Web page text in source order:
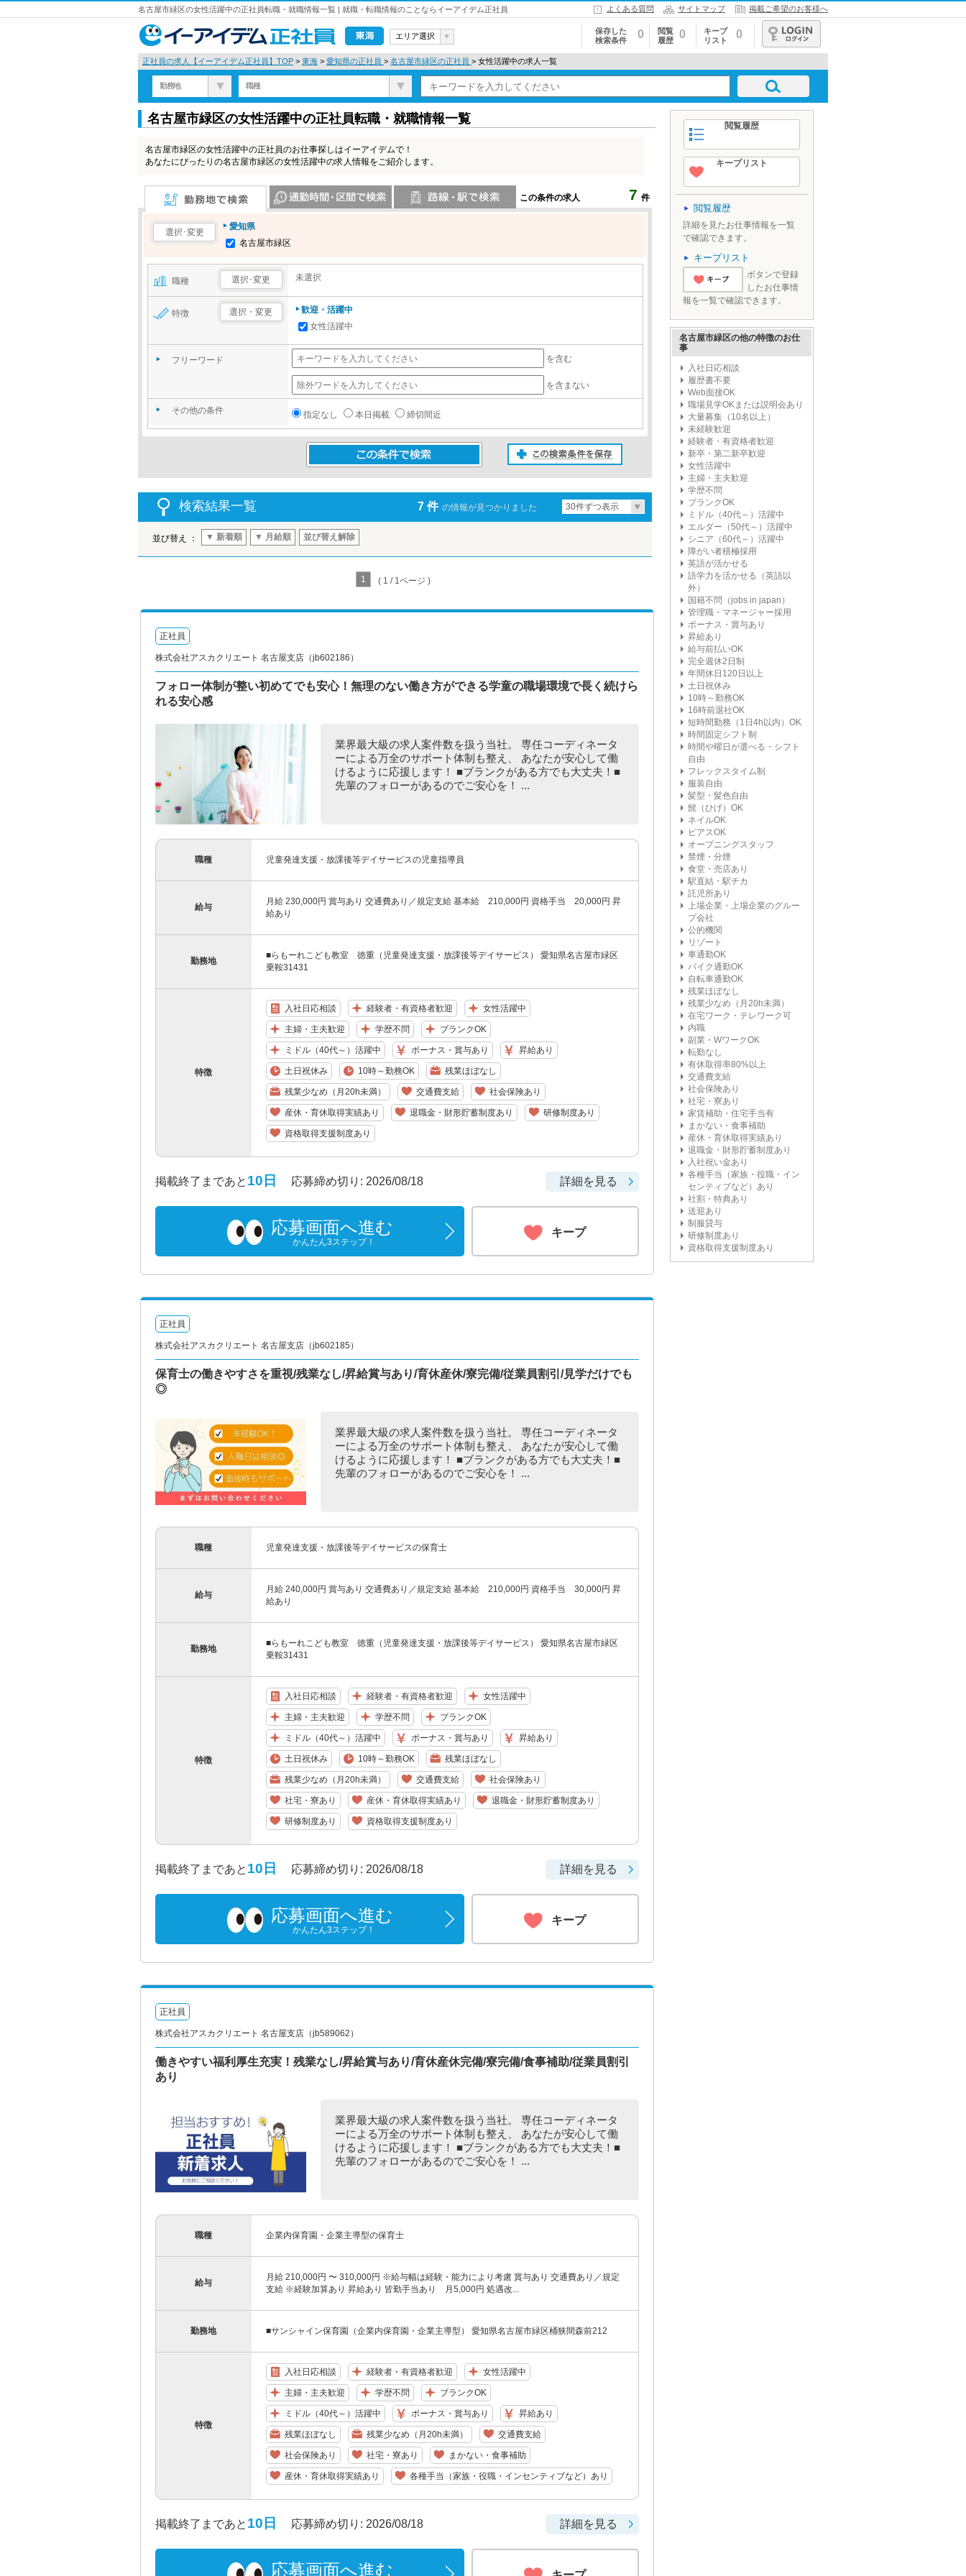
名古屋市緑区の女性活躍中の正社員転職・就職情報一覧 | 就職・転職情報のことならイーアイデム正社員 よくある質問 サイトマップ 掲載ご希望のお客様へ
東海
エリア選択
保存した
検索条件
0
閲覧
履歴
0
キープ
リスト
0
ログイン
正社員の求人【イーアイデム正社員】TOP > 東海 > 愛知県の正社員 > 名古屋市緑区の正社員 > 女性活躍中の求人一覧
勤務地 職種
名古屋市緑区の女性活躍中の正社員転職・就職情報一覧
名古屋市緑区の女性活躍中の正社員のお仕事探しはイーアイデムで！
あなたにぴったりの名古屋市緑区の女性活躍中の求人情報をご紹介します。
この条件の求人 7 件
選択･変更
愛知県
名古屋市緑区
職種 選択･変更 未選択
特徴 選択・変更
歓迎・活躍中
女性活躍中
フリーワード を含む
を含まない
その他の条件 指定なし 本日掲載 締切間近
検索結果一覧 7 件 の情報が見つかりました 30件ずつ表示
並び替え ： ▼ 新着順 ▼ 月給順 並び替え解除
1 ( 1 / 1ページ )
正社員
株式会社アスカクリエート 名古屋支店（jb602186）
フォロー体制が整い初めてでも安心！無理のない働き方ができる学童の職場環境で長く続けら
れる安心感
業界最大級の求人案件数を扱う当社。 専任コーディネータ
ーによる万全のサポート体制も整え、 あなたが安心して働
けるように応援します！ ■ブランクがある方でも大丈夫！■
先輩のフォローがあるのでご安心を！ ...
職種 児童発達支援・放課後等デイサービスの児童指導員
給与
月給 230,000円 賞与あり 交通費あり／規定支給 基本給 210,000円 資格手当 20,000円 昇
給あり
勤務地
■らもーれこども教室 徳重（児童発達支援・放課後等デイサービス） 愛知県名古屋市緑区
乗鞍31431
特徴
入社日応相談 経験者・有資格者歓迎 女性活躍中
主婦・主夫歓迎 学歴不問 ブランクOK
ミドル（40代～）活躍中 ボーナス・賞与あり 昇給あり
土日祝休み 10時～勤務OK 残業ほぼなし
残業少なめ（月20h未満） 交通費支給 社会保険あり
産休・育休取得実績あり 退職金・財形貯蓄制度あり 研修制度あり
資格取得支援制度あり
掲載終了まであと 10日 応募締め切り: 2026/08/18 詳細を見る
応募画面へ進む
かんたん3ステップ！
キープ
正社員
株式会社アスカクリエート 名古屋支店（jb602185）
保育士の働きやすさを重視/残業なし/昇給賞与あり/育休産休/寮完備/従業員割引/見学だけでも
◎
業界最大級の求人案件数を扱う当社。 専任コーディネータ
ーによる万全のサポート体制も整え、 あなたが安心して働
けるように応援します！ ■ブランクがある方でも大丈夫！■
先輩のフォローがあるのでご安心を！ ...
職種 児童発達支援・放課後等デイサービスの保育士
給与
月給 240,000円 賞与あり 交通費あり／規定支給 基本給 210,000円 資格手当 30,000円 昇
給あり
勤務地
■らもーれこども教室 徳重（児童発達支援・放課後等デイサービス） 愛知県名古屋市緑区
乗鞍31431
特徴
入社日応相談 経験者・有資格者歓迎 女性活躍中
主婦・主夫歓迎 学歴不問 ブランクOK
ミドル（40代～）活躍中 ボーナス・賞与あり 昇給あり
土日祝休み 10時～勤務OK 残業ほぼなし
残業少なめ（月20h未満） 交通費支給 社会保険あり
社宅・寮あり 産休・育休取得実績あり 退職金・財形貯蓄制度あり
研修制度あり 資格取得支援制度あり
掲載終了まであと 10日 応募締め切り: 2026/08/18 詳細を見る
応募画面へ進む
かんたん3ステップ！
キープ
正社員
株式会社アスカクリエート 名古屋支店（jb589062）
働きやすい福利厚生充実！残業なし/昇給賞与あり/育休産休完備/寮完備/食事補助/従業員割引
あり
業界最大級の求人案件数を扱う当社。 専任コーディネータ
ーによる万全のサポート体制も整え、 あなたが安心して働
けるように応援します！ ■ブランクがある方でも大丈夫！■
先輩のフォローがあるのでご安心を！ ...
職種 企業内保育園・企業主導型の保育士
給与
月給 210,000円 〜 310,000円 ※給与幅は経験・能力により考慮 賞与あり 交通費あり／規定
支給 ※経験加算あり 昇給あり 皆勤手当あり 月5,000円 処遇改...
勤務地 ■サンシャイン保育園（企業内保育園・企業主導型） 愛知県名古屋市緑区桶狭間森前212
特徴
入社日応相談 経験者・有資格者歓迎 女性活躍中
主婦・主夫歓迎 学歴不問 ブランクOK
ミドル（40代～）活躍中 ボーナス・賞与あり 昇給あり
残業ほぼなし 残業少なめ（月20h未満） 交通費支給
社会保険あり 社宅・寮あり まかない・食事補助
産休・育休取得実績あり 各種手当（家族・役職・インセンティブなど）あり
掲載終了まであと 10日 応募締め切り: 2026/08/18 詳細を見る
応募画面へ進む
閲覧履歴
キープリスト
閲覧履歴
詳細を見たお仕事情報を一覧
で確認できます。
キープリスト
'とりあえずキ
ボタンで登録
したお仕事情
報を一覧で確認できます。
名古屋市緑区の他の特徴のお仕
事
入社日応相談
履歴書不要
Web面接OK
職場見学OKまたは説明会あり
大量募集（10名以上）
未経験歓迎
経験者・有資格者歓迎
新卒・第二新卒歓迎
女性活躍中
主婦・主夫歓迎
学歴不問
ブランクOK
ミドル（40代～）活躍中
エルダー（50代～）活躍中
シニア（60代～）活躍中
障がい者積極採用
英語が活かせる
語学力を活かせる（英語以
外）
国籍不問（jobs in japan）
管理職・マネージャー採用
ボーナス・賞与あり
昇給あり
給与前払いOK
完全週休2日制
年間休日120日以上
土日祝休み
10時～勤務OK
16時前退社OK
短時間勤務（1日4h以内）OK
時間固定シフト制
時間や曜日が選べる・シフト
自由
フレックスタイム制
服装自由
髪型・髪色自由
髭（ひげ）OK
ネイルOK
ピアスOK
オープニングスタッフ
禁煙・分煙
食堂・売店あり
駅直結・駅チカ
託児所あり
上場企業・上場企業のグルー
プ会社
公的機関
リゾート
車通勤OK
バイク通勤OK
自転車通勤OK
残業ほぼなし
残業少なめ（月20h未満）
在宅ワーク・テレワーク可
内職
副業・WワークOK
転勤なし
有休取得率80%以上
交通費支給
社会保険あり
社宅・寮あり
家賃補助・住宅手当有
まかない・食事補助
産休・育休取得実績あり
退職金・財形貯蓄制度あり
入社祝い金あり
各種手当（家族・役職・イン
センティブなど）あり
社割・特典あり
送迎あり
制服貸与
研修制度あり
資格取得支援制度あり